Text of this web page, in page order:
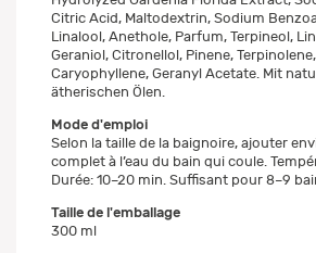
Citric Acid, Maltodextrin, Sodium
Linalool, Anethole, Parfum, Terpineol,
Geraniol, Citronellol, Pinene,
Caryophyllene, Geranyl Acetate. Mit
ätherischen Ölen.
Mode d'emploi
Selon la taille de la baignoire, ajouter
complet à l’eau du bain qui coule.
Durée: 10–20 min. Suffisant pour 8–9
Taille de l'emballage
300 ml